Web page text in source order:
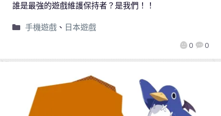
0 0
誰是最強的遊戲維護保持者？是我們！！
手機遊戲、 日本遊戲